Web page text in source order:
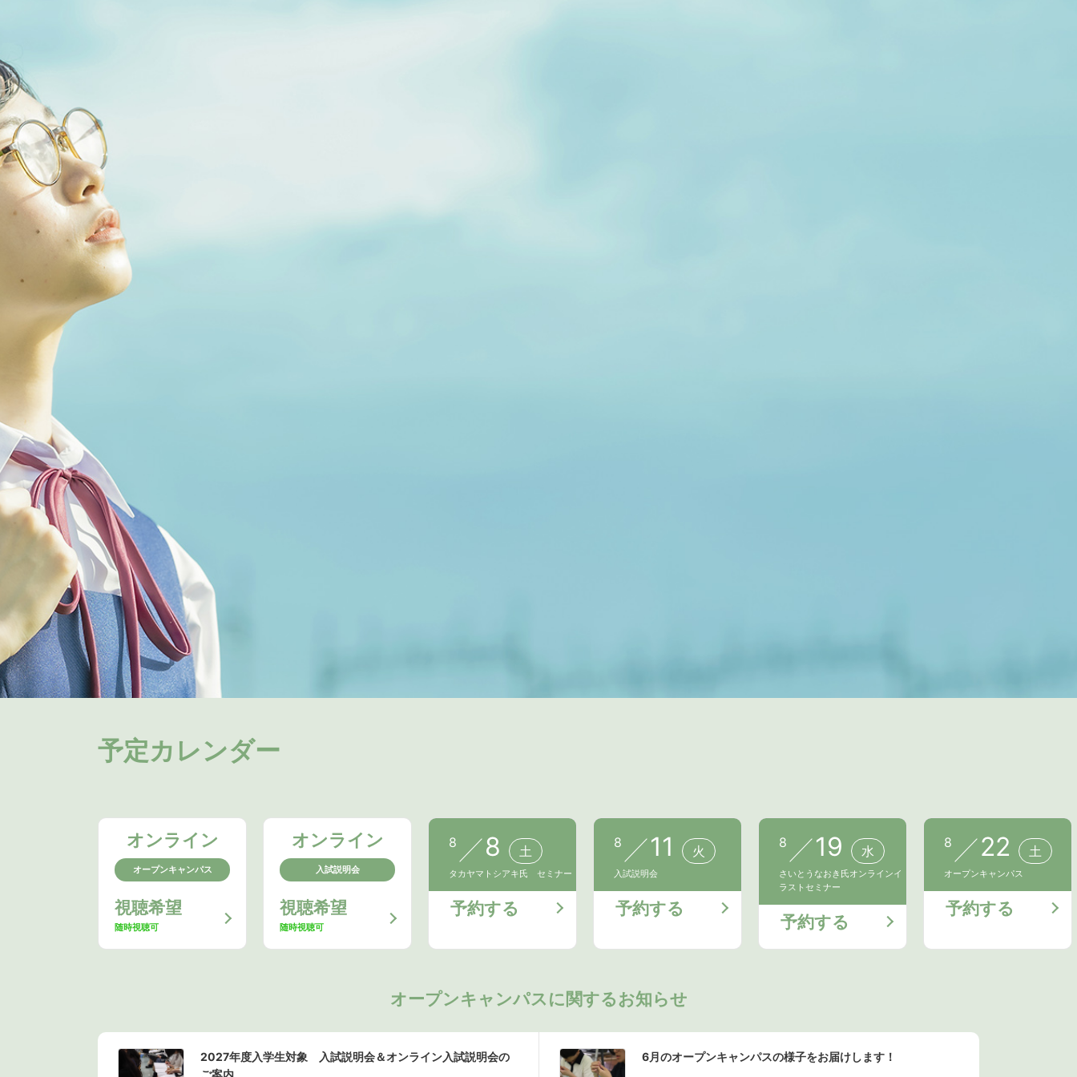
予定カレンダー
オンライン
オープンキャンパス
視聴希望
随時視聴可
オンライン
入試説明会
視聴希望
随時視聴可
8 8 土
タカヤマトシアキ氏 セミナー
予約する
8 11 火
入試説明会
予約する
8 19 水
さいとうなおき氏オンラインイ
ラストセミナー
予約する
8 22 土
オープンキャンパス
予約する
オープンキャンパスに関するお知らせ
2027年度入学生対象 入試説明会＆オンライン入試説明会の
ご案内
6月のオープンキャンパスの様子をお届けします！